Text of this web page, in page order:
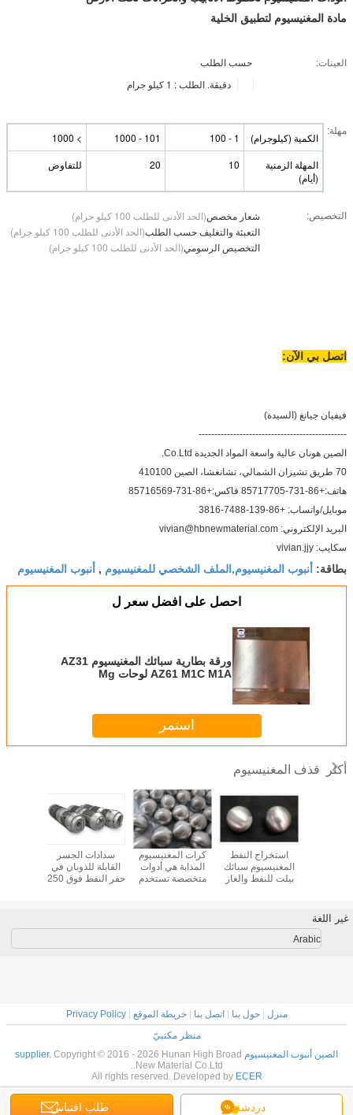
مادة المغنيسيوم لتطبيق الخلية
العينات:
حسب الطلب
دقيقة. الطلب : 1 كيلو جرام
مهلة:
الكمية (كيلوجرام) 1 - 100
101 - 1000
> 1000
المهلة الزمنية
(أيام)
10
20 للتفاوض
التخصيص: شعار مخصص(الحد الأدنى للطلب 100 كيلو جرام)
التعبئة والتغليف حسب الطلب(الحد الأدنى للطلب 100 كيلو جرام)
التخصيص الرسومي(الحد الأدنى للطلب 100 كيلو جرام)
اتصل بي الآن:
فيفيان جيانغ (السيدة)
-----------------------------------------------
الصين هونان عالية واسعة المواد الجديدة Co.Ltd.
70 طريق تشيزان الشمالي، تشانغشا، الصين 410100
هاتف:+86-731-85717705 فاكس:+86-731-85716569
موبايل/واتساب: +86-139-7488-3816
البريد الإلكتروني: vivian@hbnewmaterial.com
سكايب: vivian.jjy
بطاقة: أنبوب المغنيسيوم,الملف الشخصي للمغنيسيوم , أنبوب المغنيسيوم
احصل على افضل سعر ل
ورقة بطارية سبائك المغنيسيوم AZ31
AZ61 M1C M1A لوحات Mg
استمر
أكثر قذف المغنيسيوم
سدادات الجسر
القابلة للذوبان في
حفر النفط فوق 250
كرات المغنيسيوم
المذابة هي أدوات
متخصصة تستخدم
استخراج النفط
المغنيسيوم سبائك
بيلت للنفط والغاز
Mpa كرة
دردشة طلب اقتباس
غير اللغة
Arabic
منزل |حول بنا |اتصل بنا |خريطة الموقع |
Privacy Policy
منظر مكتبيّ
الصين أنبوب المغنيسيوم supplier. Copyright © 2016 - 2026 Hunan High Broad
New Material Co.Ltd..
All rights reserved. Developed by ECER